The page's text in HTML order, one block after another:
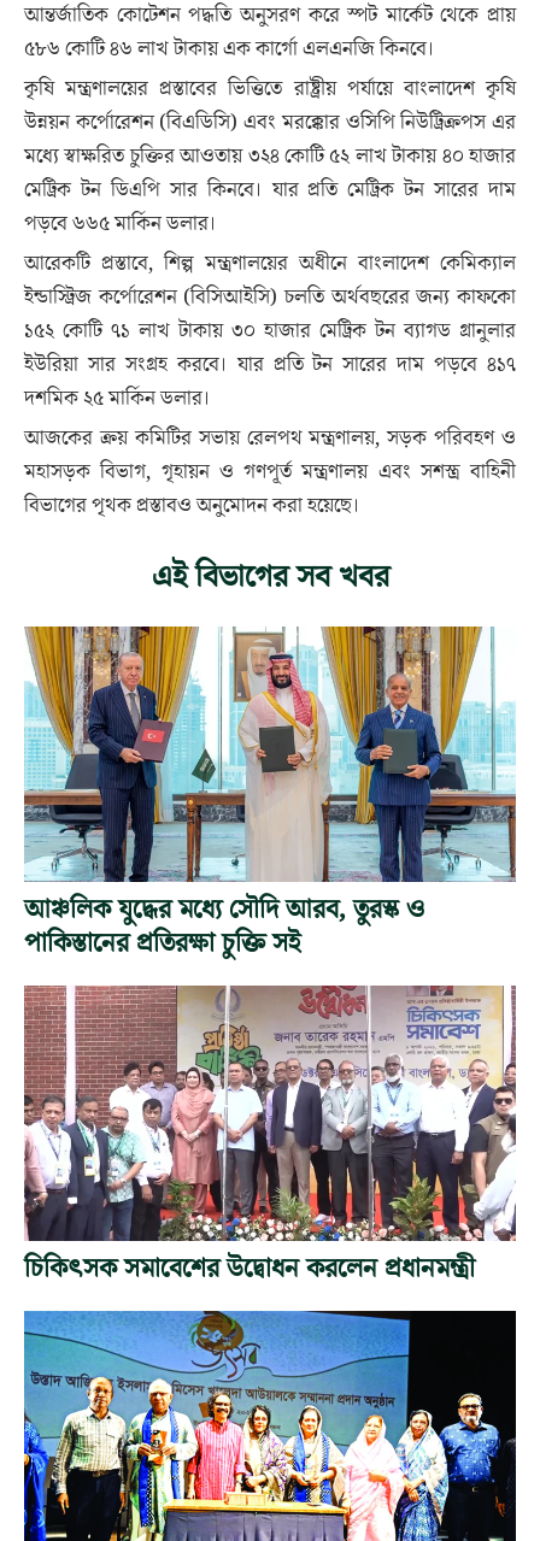
আন্তর্জাতিক কোটেশন পদ্ধতি অনুসরণ করে স্পট মার্কেট থেকে প্রায়
৫৮৬ কোটি ৪৬ লাখ টাকায় এক কার্গো এলএনজি কিনবে।
কৃষি মন্ত্রণালয়ের প্রস্তাবের ভিত্তিতে রাষ্ট্রীয় পর্যায়ে বাংলাদেশ কৃষি
উন্নয়ন কর্পোরেশন (বিএডিসি) এবং মরক্কোর ওসিপি নিউট্রিক্রপস এর
মধ্যে স্বাক্ষরিত চুক্তির আওতায় ৩২৪ কোটি ৫২ লাখ টাকায় ৪০ হাজার
মেট্রিক টন ডিএপি সার কিনবে। যার প্রতি মেট্রিক টন সারের দাম
পড়বে ৬৬৫ মার্কিন ডলার।
আরেকটি প্রস্তাবে, শিল্প মন্ত্রণালয়ের অধীনে বাংলাদেশ কেমিক্যাল
ইন্ডাস্ট্রিজ কর্পোরেশন (বিসিআইসি) চলতি অর্থবছরের জন্য কাফকো
১৫২ কোটি ৭১ লাখ টাকায় ৩০ হাজার মেট্রিক টন ব্যাগড গ্রানুলার
ইউরিয়া সার সংগ্রহ করবে। যার প্রতি টন সারের দাম পড়বে ৪১৭
দশমিক ২৫ মার্কিন ডলার।
আজকের ক্রয় কমিটির সভায় রেলপথ মন্ত্রণালয়, সড়ক পরিবহণ ও
মহাসড়ক বিভাগ, গৃহায়ন ও গণপূর্ত মন্ত্রণালয় এবং সশস্ত্র বাহিনী
বিভাগের পৃথক প্রস্তাবও অনুমোদন করা হয়েছে।
এই বিভাগের সব খবর
আঞ্চলিক যুদ্ধের মধ্যে সৌদি আরব, তুরস্ক ও
পাকিস্তানের প্রতিরক্ষা চুক্তি সই
চিকিৎসক সমাবেশের উদ্বোধন করলেন প্রধানমন্ত্রী